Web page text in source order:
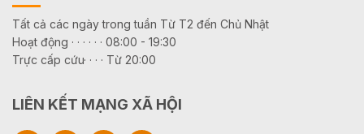
Tất cả các ngày trong tuần Từ T2 đến Chủ Nhật
Hoạt động · · · · · · 08:00 - 19:30
Trực cấp cứu· · · · Từ 20:00
LIÊN KẾT MẠNG XÃ HỘI